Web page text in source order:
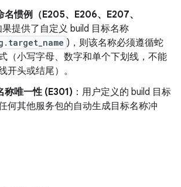
名惯例（E205、E206、E207、
果提供了自定义 build 目标名称
)，则该名称必须遵循蛇
（小写字母、数字和单个下划线，不能
开头或结尾）。
称唯一性 (E301) ：用户定义的 build 目标
何其他服务包的自动生成目标名称冲